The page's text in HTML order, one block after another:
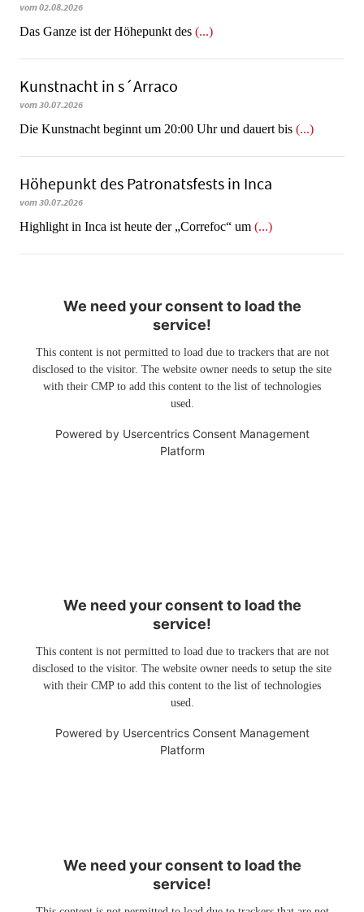
vom 02.08.2026
​​​​​​​Das Ganze ist der Höhepunkt des (...)
Kunstnacht in s´Arraco
vom 30.07.2026
Die Kunstnacht beginnt um 20:00 Uhr und dauert bis (...)
Höhepunkt des Patronatsfests in Inca
vom 30.07.2026
Highlight in Inca ist heute der „Correfoc“ um (...)
We need your consent to load the
service!
This content is not permitted to load due to trackers that are not
disclosed to the visitor. The website owner needs to setup the site
with their CMP to add this content to the list of technologies
used.
Powered by Usercentrics Consent Management
Platform
We need your consent to load the
service!
This content is not permitted to load due to trackers that are not
disclosed to the visitor. The website owner needs to setup the site
with their CMP to add this content to the list of technologies
used.
Powered by Usercentrics Consent Management
Platform
We need your consent to load the
service!